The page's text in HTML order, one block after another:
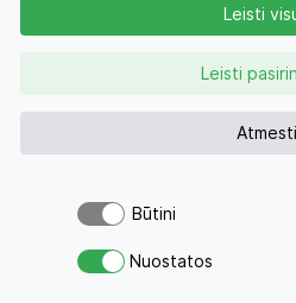
Šri Lankos akcentai ir poilsis
Šri Lanka
Savo svajonių
domėjosi 165
Atmesti
Leisti
Leisti
Būtini
Nuostatos